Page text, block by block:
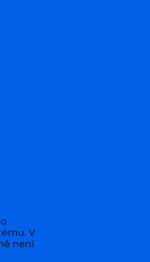
V
není